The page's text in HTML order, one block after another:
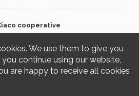
We use them to give you
continue using our website,
are happy to receive all cookies
cooperative